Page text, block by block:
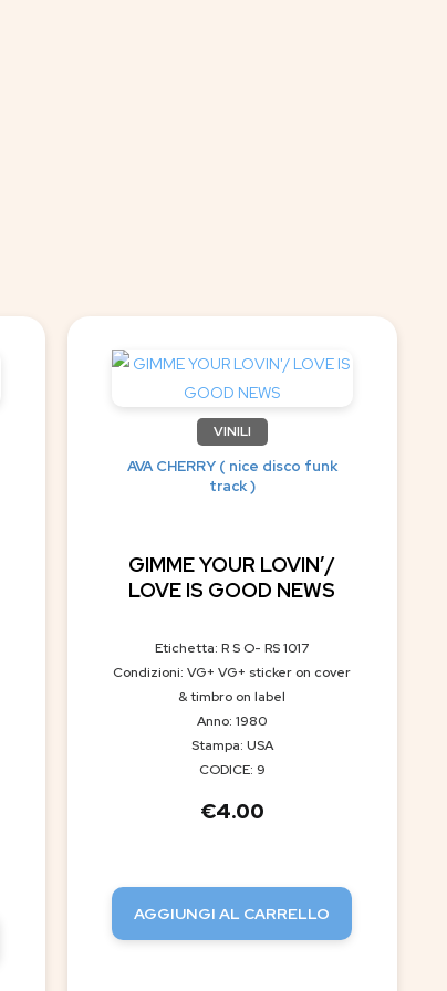
VINILI
AVA CHERRY ( nice disco funk
track )
GIMME YOUR LOVIN’/
LOVE IS GOOD NEWS
Etichetta: R S O- RS 1017
Condizioni: VG+ VG+ sticker on cover
& timbro on label
Anno: 1980
Stampa: USA
CODICE: 9
€4.00
AGGIUNGI AL CARRELLO